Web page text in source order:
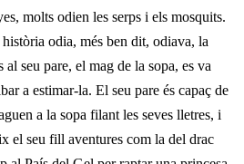
molts odien les serps i els mosquits.
odia, més ben dit, odiava, la
seu pare, el mag de la sopa, es va
a estimar-la. El seu pare és capaç de
a la sopa filant les seves lletres, i
el seu fill aventures com la del drac